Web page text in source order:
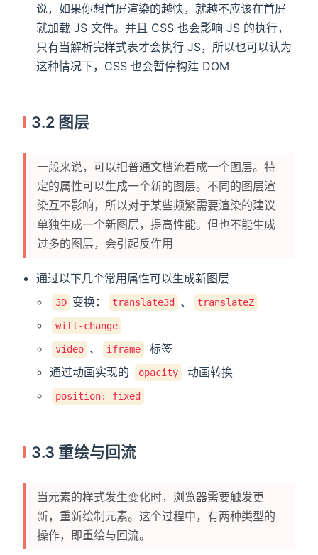
说，如果你想首屏渲染的越快，就越不应该在首屏
就加载 JS 文件。并且 CSS 也会影响 JS 的执行，
只有当解析完样式表才会执行 JS，所以也可以认为
这种情况下，CSS 也会暂停构建 DOM
3.2 图层
一般来说，可以把普通文档流看成一个图层。特
定的属性可以生成一个新的图层。不同的图层渲
染互不影响，所以对于某些频繁需要渲染的建议
单独生成一个新图层，提高性能。但也不能生成
过多的图层，会引起反作用
通过以下几个常用属性可以生成新图层
3D 变换： translate3d 、 translateZ
will-change
video 、 iframe
标签
通过动画实现的
opacity 动画转换
position: fixed
3.3 重绘与回流
当元素的样式发生变化时，浏览器需要触发更
新，重新绘制元素。这个过程中，有两种类型的
操作，即重绘与回流。